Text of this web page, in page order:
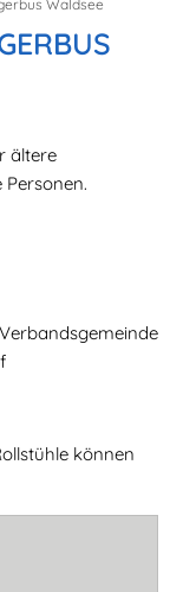
Waldsee
ältere
können